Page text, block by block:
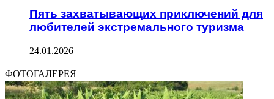
Пять захватывающих приключений для
любителей экстремального туризма
24.01.2026
ФОТОГАЛЕРЕЯ